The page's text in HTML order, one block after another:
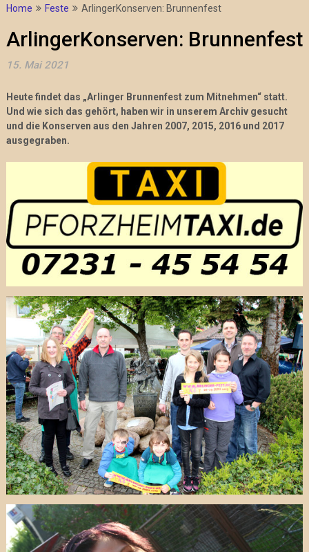
Home Feste ArlingerKonserven: Brunnenfest
ArlingerKonserven: Brunnenfest
15. Mai 2021
Heute findet das „Arlinger Brunnenfest zum Mitnehmen“ statt.
Und wie sich das gehört, haben wir in unserem Archiv gesucht
und die Konserven aus den Jahren 2007, 2015, 2016 und 2017
ausgegraben.